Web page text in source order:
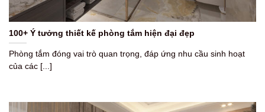
100+ Ý tưởng thiết kế phòng tắm hiện đại đẹp
Phòng tắm đóng vai trò quan trọng, đáp ứng nhu cầu sinh hoạt
của các [...]